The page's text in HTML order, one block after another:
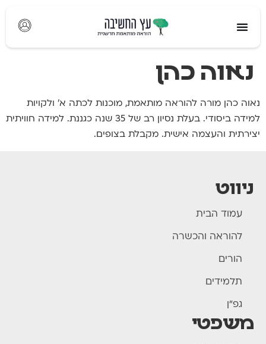
נאוה כהן
נאוה כהן מורה להוראה מותאמת, מוכנות לכתה א' ולקויות
למידה ביסודי. בעלת נסיון רב של 35 שנה כגננת. למידה חוויתית
יצירתית והעצמה אישית. מקבלת בצופים.
ניווט
עמוד הבית
להוראה והכשרה
הורים
תלמידים
גפ"ן
משפטי